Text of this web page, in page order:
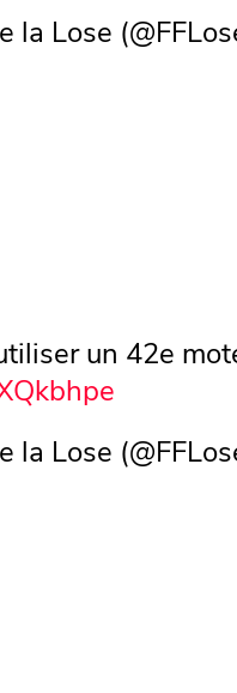
Lose
un 42e
Lose